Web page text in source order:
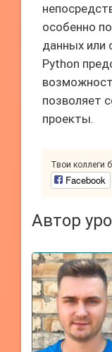
особенно
данных или
Python
позволяет
проекты.
Твои коллеги
Facebook
Автор